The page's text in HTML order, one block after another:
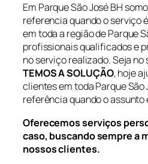
Em Parque São José BH
referencia quando o serviço
em toda a região de Parque
profissionais qualificados e
no serviço realizado. Seja
TEMOS A SOLUÇÃO, hoje
clientes em toda Parque São
referência quando o assunto
Oferecemos serviços
caso, buscando sempre a
nossos clientes.